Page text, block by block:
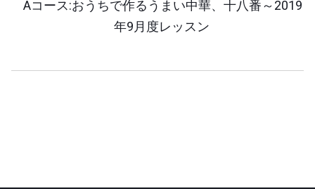
Aコース:おうちで作るうまい中華、十八番～2019
年9月度レッスン